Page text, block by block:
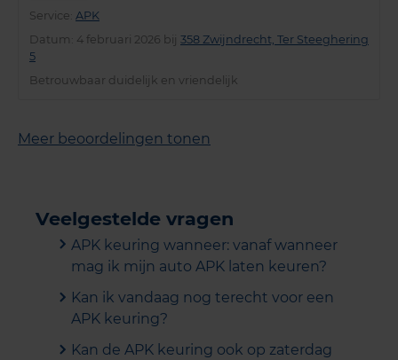
Service APK
Datum : 4 februari 2026 bij 358 Zwijndrecht, Ter Steeghering
5
Betrouwbaar duidelijk en vriendelijk
Meer beoordelingen tonen
Veelgestelde vragen
APK keuring wanneer: vanaf wanneer
mag ik mijn auto APK laten keuren?
Kan ik vandaag nog terecht voor een
APK keuring?
Kan de APK keuring ook op zaterdag